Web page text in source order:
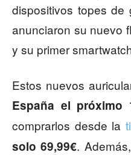
dispositivos topes de
anunciaron su nuevo
y su primer
Estos nuevos
España el próximo
comprarlos desde la
solo 69,99€.